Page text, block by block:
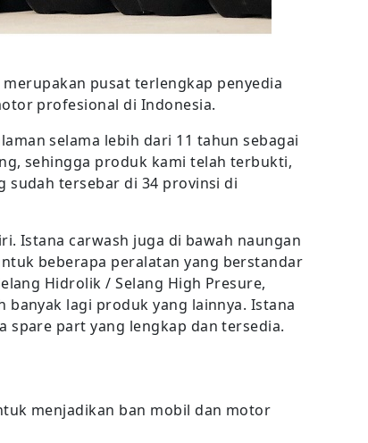
pusat terlengkap penyedia
profesional di Indonesia.
selama lebih dari 11 tahun sebagai
sehingga produk kami telah terbukti,
sudah tersebar di 34 provinsi di
Istana carwash juga di bawah naungan
beberapa peralatan yang berstandar
Hidrolik / Selang High Presure,
banyak lagi produk yang lainnya. Istana
spare part yang lengkap dan tersedia.
menjadikan ban mobil dan motor